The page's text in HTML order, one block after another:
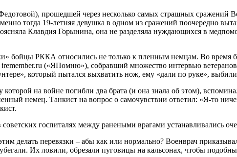
прошедшей через несколько самых страшных сражений
тогда 19-летняя девушка в одном из сражений поочередно
Клавдия Горынина, она не разделяла нуждающихся в
бойцы РККА относились не только к пленным немцам. Во время
(«ЯПомню»), собравший множество интервью
который пытался выхватить нож, ему «дали по руке»,
на войне погибли два брата (и она знала об этом),
немец. Танкист на вопрос о самочувствии ответил: «Я-то
госпиталях между ранеными врагами устанавливались
делать перевязки – абы как или нормально? Военврач
Их ловили, обрезали пуговицы на кальсонах, чтобы